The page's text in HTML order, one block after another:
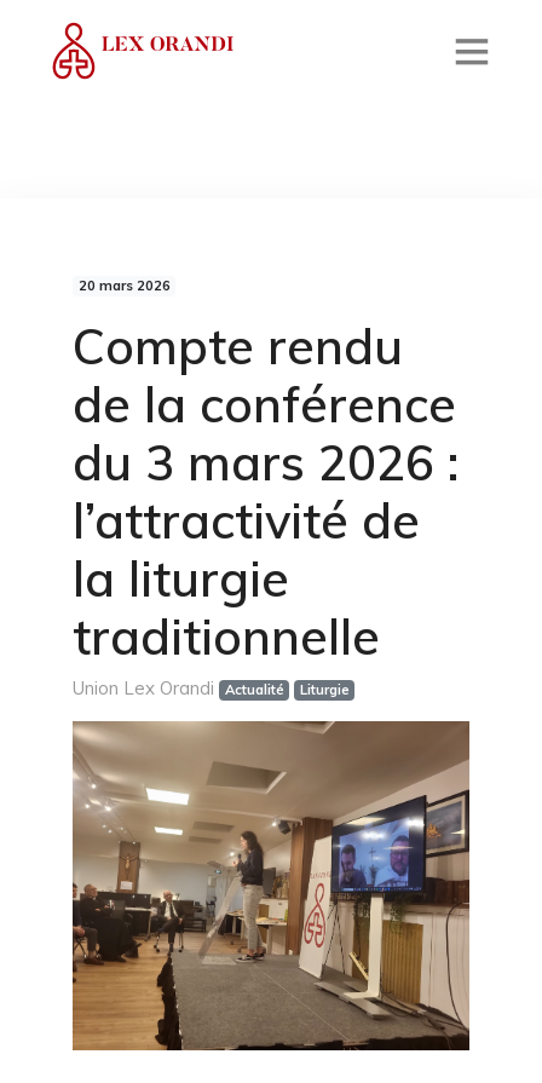
20 mars 2026
Compte rendu
de la conférence
du 3 mars 2026 :
l’attractivité de
la liturgie
traditionnelle
Union Lex Orandi Actualité Liturgie